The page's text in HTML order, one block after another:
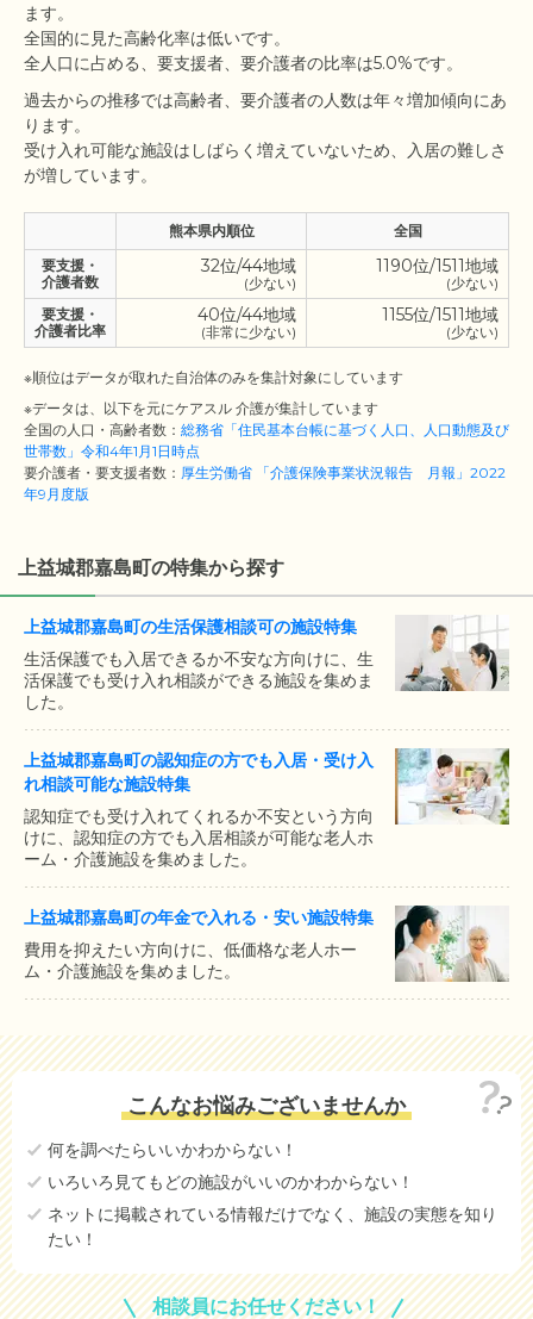
ます。
全国的に見た高齢化率は低いです。
過去からの推移では高齢者、要介護者の人数は年々増加傾向にあ
ります。
受け入れ可能な施設はしばらく増えていないため、入居の難しさ
熊本県内順位
全国
要支援・
介護者数
32位/44地域
(少ない)
1190位/1511地域
(少ない)
要支援・
介護者比率
40位/44地域
(非常に少ない)
1155位/1511地域
(少ない)
※順位はデータが取れた自治体のみを集計対象にしています
※データは、以下を元にケアスル 介護が集計しています
全国の人口・高齢者数： 総務省「住民基本台帳に基づく人口、人口動態及び
世帯数」令和4年1月1日時点
要介護者・要支援者数： 厚生労働省 「介護保険事業状況報告 月報」2022
年9月度版
上益城郡嘉島町の特集から探す
上益城郡嘉島町の生活保護相談可の施設特集
生活保護でも入居できるか不安な方向けに、生
活保護でも受け入れ相談ができる施設を集めま
した。
上益城郡嘉島町の認知症の方でも入居・受け入
れ相談可能な施設特集
認知症でも受け入れてくれるか不安という方向
けに、認知症の方でも入居相談が可能な老人ホ
ーム・介護施設を集めました。
上益城郡嘉島町の年金で入れる・安い施設特集
費用を抑えたい方向けに、低価格な老人ホー
ム・介護施設を集めました。
こんなお悩みございませんか
何を調べたらいいかわからない！
いろいろ見てもどの施設がいいのかわからない！
ネットに掲載されている情報だけでなく、施設の実態を知り
たい！
相談員にお任せください！